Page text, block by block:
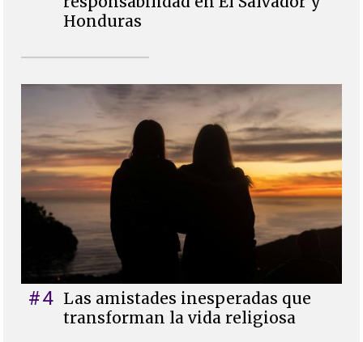
Honduras
#4 Las amistades inesperadas que
transforman la vida religiosa